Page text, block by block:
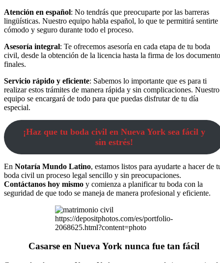
Atención en español: No tendrás que preocuparte por las barreras
lingüísticas. Nuestro equipo habla español, lo que te permitirá sentirte
cómodo y seguro durante todo el proceso.
Asesoría integral: Te ofrecemos asesoría en cada etapa de tu boda
civil, desde la obtención de la licencia hasta la firma de los
finales.
Servicio rápido y eficiente: Sabemos lo importante que es para ti
realizar estos trámites de manera rápida y sin complicaciones. Nuestro
equipo se encargará de todo para que puedas disfrutar de tu día
especial.
¡Haz que tu boda civil en Nueva York sea fácil y
sin estrés!
En Notaría Mundo Latino, estamos listos para ayudarte a hacer de
boda civil un proceso legal sencillo y sin preocupaciones.
Contáctanos hoy mismo y comienza a planificar tu boda con la
seguridad de que todo se maneja de manera profesional y eficiente.
https://depositphotos.com/es/portfolio-
2068625.html?content=photo
Casarse en Nueva York nunca fue tan fácil